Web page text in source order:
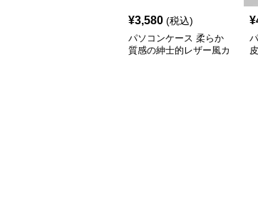
¥3,580 (税込)
パソコンケース 柔らか
質感の紳士的レザー風カ
¥